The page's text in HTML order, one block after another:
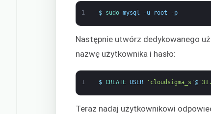
1 $ sudo mysql -u root -p
Następnie utwórz dedykowanego
nazwę użytkownika i hasło:
1 $ CREATE USER 'cloudsigma_s' @
Teraz nadaj użytkownikowi